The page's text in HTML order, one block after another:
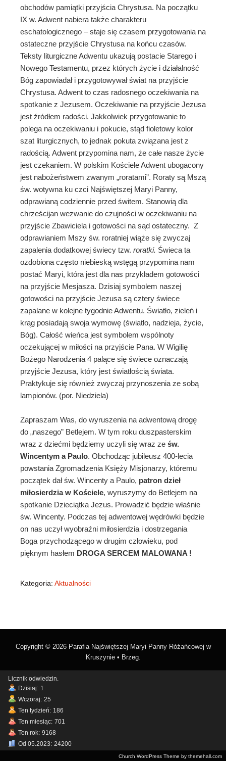
obchodów pamiątki przyjścia Chrystusa. Na początku
IX w. Adwent nabiera także charakteru
eschatologicznego – staje się czasem przygotowania na
ostateczne przyjście Chrystusa na końcu czasów.
Teksty liturgiczne Adwentu ukazują postacie Starego i
Nowego Testamentu, przez których życie i działalność
Bóg zapowiadał i przygotowywał świat na przyjście
Chrystusa. Adwent to czas radosnego oczekiwania na
spotkanie z Jezusem. Oczekiwanie na przyjście Jezusa
jest źródłem radości. Jakkolwiek przygotowanie to
polega na oczekiwaniu i pokucie, stąd fioletowy kolor
szat liturgicznych, to jednak pokuta związana jest z
radością. Adwent przypomina nam, że całe nasze życie
jest czekaniem. W polskim Kościele Adwent ubogacony
jest nabożeństwem zwanym „roratami”. Roraty są Mszą
św. wotywna ku czci Najświętszej Maryi Panny,
odprawianą codziennie przed świtem. Stanowią dla
chrześcijan wezwanie do czujności w oczekiwaniu na
przyjście Zbawiciela i gotowości na sąd ostateczny. Z
odprawianiem Mszy św. roratniej wiąże się zwyczaj
zapalenia dodatkowej świecy tzw. roratki. Świeca ta
ozdobiona często niebieską wstęgą przypomina nam
postać Maryi, która jest dla nas przykładem gotowości
na przyjście Mesjasza. Dzisiaj symbolem naszej
gotowości na przyjście Jezusa są cztery świece
zapalane w kolejne tygodnie Adwentu. Światło, zieleń i
krąg posiadają swoja wymowę (światło, nadzieja, życie,
Bóg). Całość wieńca jest symbolem wspólnoty
oczekującej w miłości na przyjście Pana. W Wigilię
Bożego Narodzenia 4 palące się świece oznaczają
przyjście Jezusa, który jest światłością świata.
Praktykuje się również zwyczaj przynoszenia ze sobą
lampionów. (por. Niedziela)
Zapraszam Was, do wyruszenia na adwentową drogę
do „naszego” Betlejem. W tym roku duszpasterskim
wraz z dziećmi będziemy uczyli się wraz ze św.
Wincentym a Paulo. Obchodząc jubileusz 400-lecia
powstania Zgromadzenia Księży Misjonarzy, któremu
początek dał św. Wincenty a Paulo, patron dzieł
miłosierdzia w Kościele, wyruszymy do Betlejem na
spotkanie Dzieciątka Jezus. Prowadzić będzie właśnie
św. Wincenty. Podczas tej adwentowej wędrówki będzie
on nas uczył wyobraźni miłosierdzia i dostrzegania
Boga przychodzącego w drugim człowieku, pod
pięknym hasłem DROGA SERCEM MALOWANA !
Kategoria: Aktualności
Copyright © 2026 Parafia Najświętszej Maryi Panny Różańcowej w
Kruszynie • Brzeg.
Church WordPress Theme by themehall.com
Licznik odwiedzin.
Dzisiaj: 1
Wczoraj: 25
Ten tydzień: 186
Ten miesiąc: 701
Ten rok: 9168
Od 05.2023: 24200